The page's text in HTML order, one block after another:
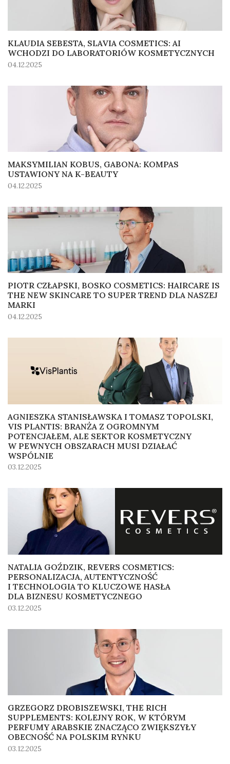
KLAUDIA SEBESTA, SLAVIA COSMETICS: AI
WCHODZI DO LABORATORIÓW KOSMETYCZNYCH
04.12.2025
MAKSYMILIAN KOBUS, GABONA: KOMPAS
USTAWIONY NA K-BEAUTY
04.12.2025
PIOTR CZŁAPSKI, BOSKO COSMETICS: HAIRCARE IS
THE NEW SKINCARE TO SUPER TREND DLA NASZEJ
MARKI
04.12.2025
AGNIESZKA STANISŁAWSKA I TOMASZ TOPOLSKI,
VIS PLANTIS: BRANŻA Z OGROMNYM
POTENCJAŁEM, ALE SEKTOR KOSMETYCZNY
W PEWNYCH OBSZARACH MUSI DZIAŁAĆ
WSPÓLNIE
03.12.2025
NATALIA GOŹDZIK, REVERS COSMETICS:
PERSONALIZACJA, AUTENTYCZNOŚĆ
I TECHNOLOGIA TO KLUCZOWE HASŁA
DLA BIZNESU KOSMETYCZNEGO
03.12.2025
GRZEGORZ DROBISZEWSKI, THE RICH
SUPPLEMENTS: KOLEJNY ROK, W KTÓRYM
PERFUMY ARABSKIE ZNACZĄCO ZWIĘKSZYŁY
OBECNOŚĆ NA POLSKIM RYNKU
03.12.2025